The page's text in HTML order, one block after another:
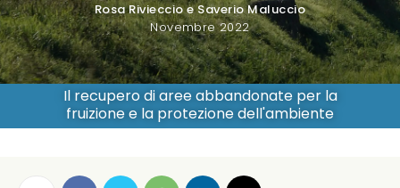
Il recupero di aree abbandonate per la
fruizione e la protezione dell'ambiente
Rosa Rivieccio e Saverio Maluccio
Novembre 2022